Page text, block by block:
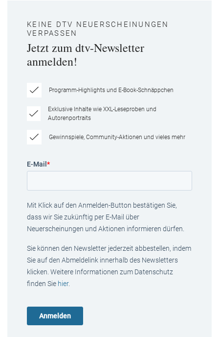
KEINE DTV NEUERSCHEINUNGEN
VERPASSEN
Jetzt zum dtv-Newsletter
anmelden!
Programm-Highlights und E-Book-Schnäppchen
Exklusive Inhalte wie XXL-Leseproben und
Autorenportraits
Gewinnspiele, Community-Aktionen und vieles mehr
E-Mail *
Mit Klick auf den Anmelden-Button bestätigen Sie,
dass wir Sie zukünftig per E-Mail über
Neuerscheinungen und Aktionen informieren dürfen.
Sie können den Newsletter jederzeit abbestellen, indem
Sie auf den Abmeldelink innerhalb des Newsletters
klicken. Weitere Informationen zum Datenschutz
finden Sie hier.